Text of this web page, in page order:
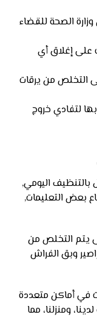
الصحة للقضاء
على إغلاق أي
من يرقات
لتفادي خروج
اليومي,
بعض التعليمات,
يتم التخلص من
وبق الفراش
في أماكن متعددة
ومنزلنا، مما